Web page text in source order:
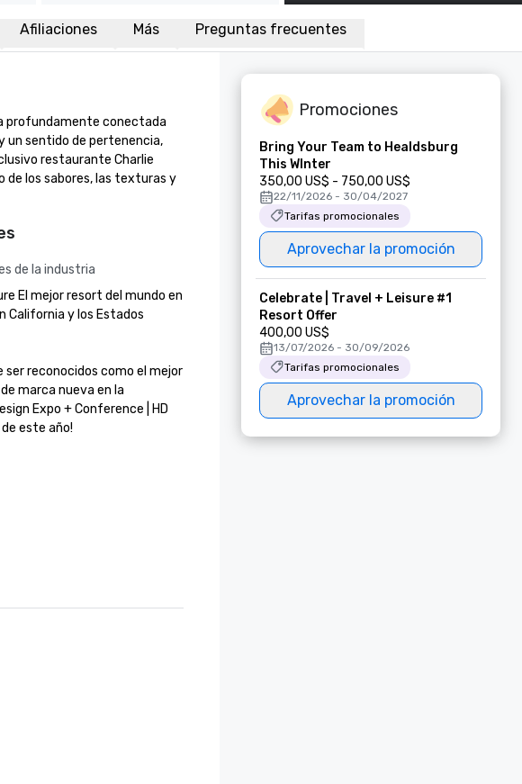
Afiliaciones Más Preguntas frecuentes
profundamente conectada
un sentido de pertenencia,
restaurante Charlie
de los sabores, las texturas y
de la industria
El mejor resort del mundo en
California y los Estados
ser reconocidos como el mejor
marca nueva en la
Expo + Conference | HD
este año!
Promociones
Bring Your Team to Healdsburg
This WInter
350,00 US$ - 750,00 US$
22/11/2026 - 30/04/2027
Tarifas promocionales
Aprovechar la promoción
Celebrate | Travel + Leisure #1
Resort Offer
400,00 US$
13/07/2026 - 30/09/2026
Tarifas promocionales
Aprovechar la promoción